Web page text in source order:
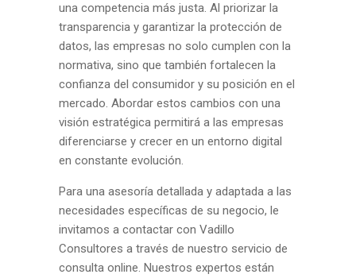
una competencia más justa. Al priorizar la
transparencia y garantizar la protección de
datos, las empresas no solo cumplen con la
normativa, sino que también fortalecen la
confianza del consumidor y su posición en el
mercado. Abordar estos cambios con una
visión estratégica permitirá a las empresas
diferenciarse y crecer en un entorno digital
en constante evolución.
Para una asesoría detallada y adaptada a las
necesidades específicas de su negocio, le
invitamos a contactar con Vadillo
Consultores a través de nuestro servicio de
consulta online. Nuestros expertos están